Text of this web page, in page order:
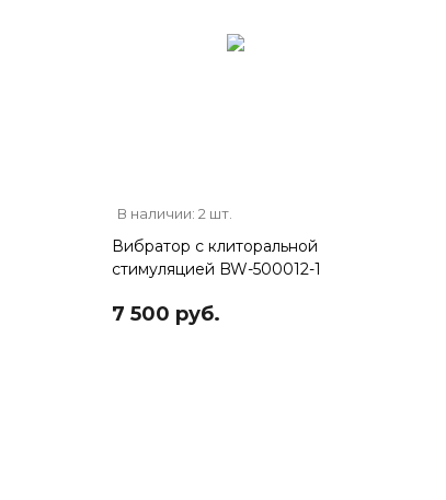
В наличии: 2 шт.
Вибратор с клиторальной
стимуляцией BW-500012-1
7 500 руб.